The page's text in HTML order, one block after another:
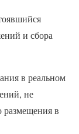
и сбора
в реальном
не
размещения в